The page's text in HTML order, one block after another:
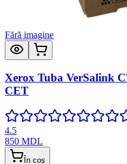
Fără imagine
Xerox Tuba VerSalink
CET
4.5
850 MDL
În coș